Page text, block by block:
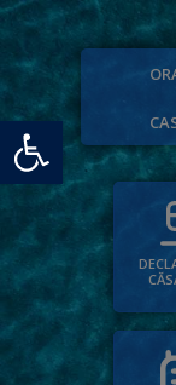
Deschide bara de unelte